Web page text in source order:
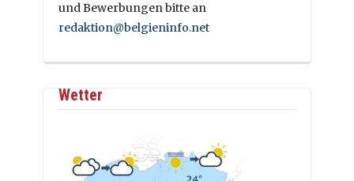
und Bewerbungen bitte an
redaktion@belgieninfo.net
Wetter